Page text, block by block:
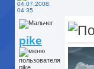
04.07.2008,
04:35
pike